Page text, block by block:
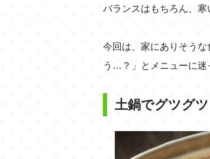
バランスはもちろん、寒
今回は、家にありそう
う…？」とメニューに迷
土鍋でグツグ